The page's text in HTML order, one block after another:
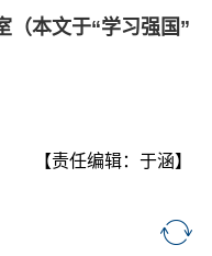
（本文于“学习强国”
【责任编辑：于涵】